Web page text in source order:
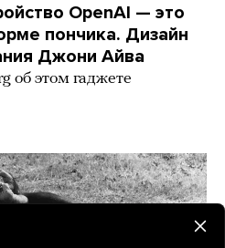
OpenAI — это
пончика. Дизайн
Джони Айва
об этом гаджете